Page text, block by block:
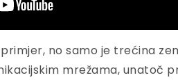
no samo je trećina
mrežama, unatoč